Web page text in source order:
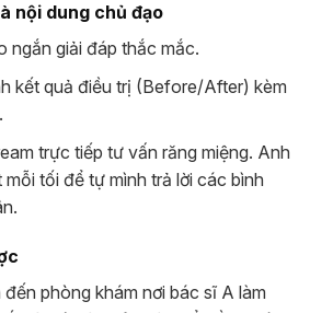
nội dung chủ đạo
ngắn giải đáp thắc mắc.
kết quả điều trị (Before/After) kèm
trực tiếp tư vấn răng miệng. Anh
tối để tự mình trả lời các bình
phòng khám nơi bác sĩ A làm